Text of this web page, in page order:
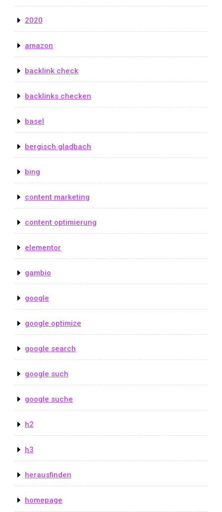
2020
amazon
backlink check
backlinks checken
basel
bergisch gladbach
bing
content marketing
content optimierung
elementor
gambio
google
google optimize
google search
google such
google suche
h2
h3
herausfinden
homepage